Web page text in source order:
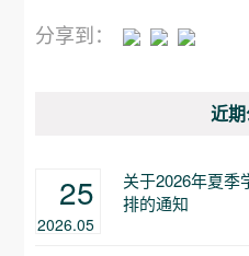
分享到：
近
25
2026.05
关于2026年夏季
排的通知